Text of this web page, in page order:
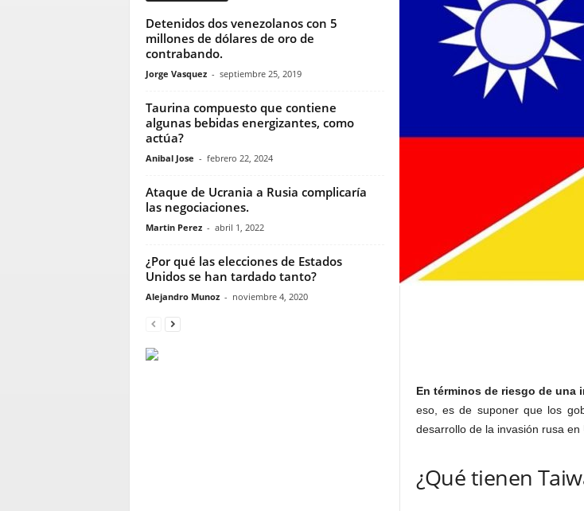
En términos de riesgo de una
eso, es de suponer que los
desarrollo de la invasión rusa en
¿Qué tienen
Detenidos dos venezolanos con 5
millones de dólares de oro de
contrabando.
Jorge Vasquez - septiembre 25, 2019
Taurina compuesto que contiene
algunas bebidas energizantes, como
actúa?
Anibal Jose - febrero 22, 2024
Ataque de Ucrania a Rusia complicaría
las negociaciones.
Martin Perez - abril 1, 2022
¿Por qué las elecciones de Estados
Unidos se han tardado tanto?
Alejandro Munoz - noviembre 4, 2020